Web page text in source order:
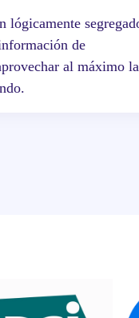
lógicamente
de
al máximo